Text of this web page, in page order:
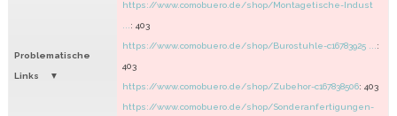
Problematische
Links
https://www.comobuero.de/shop/Montagetische-Indust
: 403
https://www.comobuero.de/shop/Burostuhle-c16783925 ... :
403
https://www.comobuero.de/shop/Zubehor-c167838506: 403
https://www.comobuero.de/shop/Sonderanfertigungen-